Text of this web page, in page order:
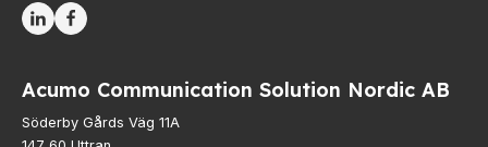
Acumo Communication Solution Nordic AB
Söderby Gårds Väg 11A